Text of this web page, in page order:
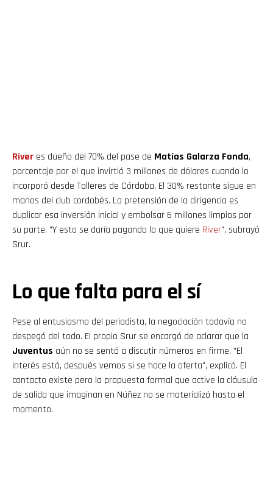
River es dueño del 70% del pase de Matías Galarza Fonda,
porcentaje por el que invirtió 3 millones de dólares cuando lo
incorporó desde Talleres de Córdoba. El 30% restante sigue en
manos del club cordobés. La pretensión de la dirigencia es
duplicar esa inversión inicial y embolsar 6 millones limpios por
su parte. "Y esto se daría pagando lo que quiere River", subrayó
Srur.
Lo que falta para el sí
Pese al entusiasmo del periodista, la negociación todavía no
despegó del todo. El propio Srur se encargó de aclarar que la
Juventus aún no se sentó a discutir números en firme. "El
interés está, después vemos si se hace la oferta", explicó. El
contacto existe pero la propuesta formal que active la cláusula
de salida que imaginan en Núñez no se materializó hasta el
momento.